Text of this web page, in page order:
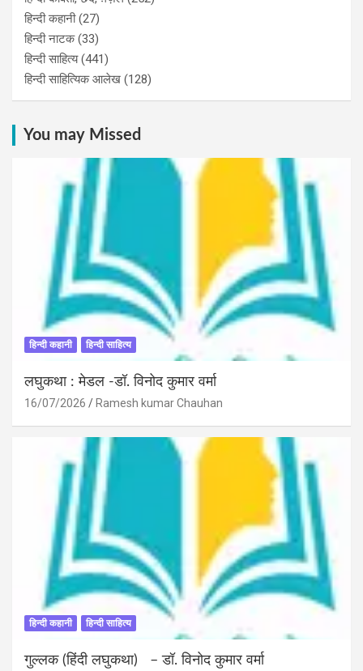
हिन्दी कहानी(27)
हिन्‍दी नाटक(33)
हिन्दी साहित्य(441)
हिन्दी साहित्यिक आलेख (128)
You may Missed
हिन्दी कहानी हिन्दी साहित्य
लघुकथा : मेडल -डॉ. विनोद कुमार वर्मा
16/07/2026 Ramesh kumar Chauhan
हिन्दी कहानी हिन्दी साहित्य
गुल्लक (हिंदी लघुकथा) – डॉ. विनोद कुमार वर्मा